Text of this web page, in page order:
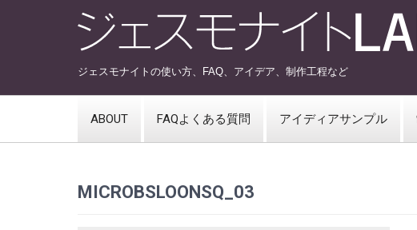
ジェスモナイトの使い方、FAQ、アイデア、制作工程など
ABOUT FAQよくある質問 アイディアサンプル
MICROBSLOONSQ_03